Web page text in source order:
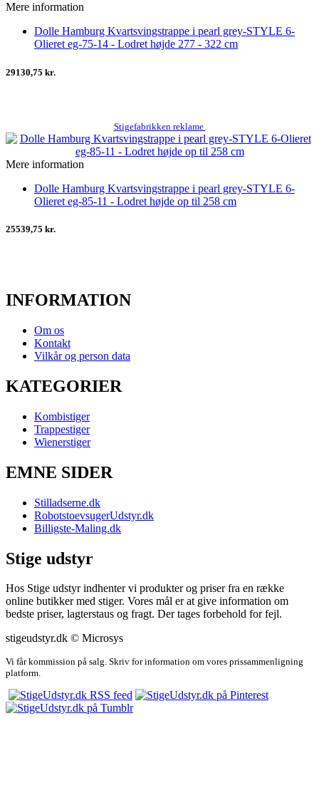
Mere information
Dolle Hamburg Kvartsvingstrappe i pearl grey-STYLE 6-
Olieret eg-75-14 - Lodret højde 277 - 322 cm
29130,75 kr.
Stigefabrikken reklame
Mere information
Dolle Hamburg Kvartsvingstrappe i pearl grey-STYLE 6-
Olieret eg-85-11 - Lodret højde op til 258 cm
25539,75 kr.
INFORMATION
Om os
Kontakt
Vilkår og person data
KATEGORIER
Kombistiger
Trappestiger
Wienerstiger
EMNE SIDER
Stilladserne.dk
RobotstoevsugerUdstyr.dk
Billigste-Maling.dk
Stige udstyr
Hos Stige udstyr indhenter vi produkter og priser fra en række
online butikker med stiger. Vores mål er at give information om
bedste priser, lagterstaus og fragt. Der tages forbehold for fejl.
stigeudstyr.dk © Microsys
Vi får kommission på salg. Skriv for information om vores prissammenligning
platform.